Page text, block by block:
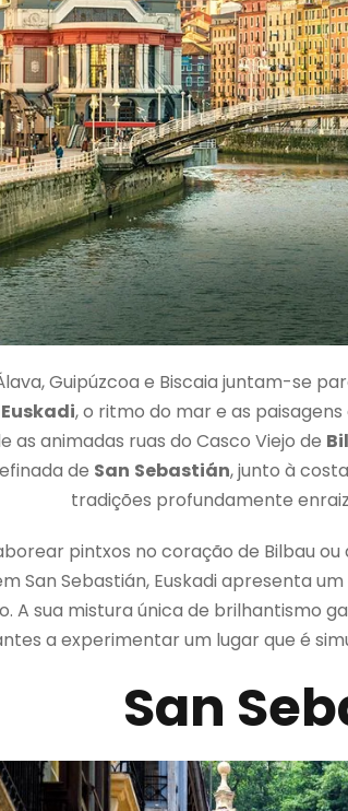
Guipúzcoa e Biscaia juntam-se
Euskadi, o ritmo do mar e as
as animadas ruas do Casco Viejo de
de San Sebastián, junto à
tradições profundamente
pintxos no coração de Bilbau
San Sebastián, Euskadi apresenta
A sua mistura única de brilhantismo
a experimentar um lugar que é
San